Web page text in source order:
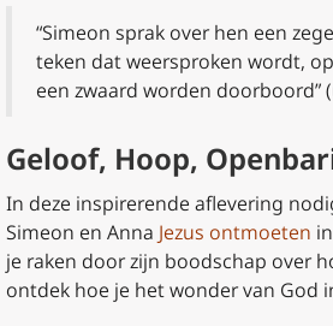
“Simeon sprak over hen een
teken dat weersproken wordt,
een zwaard worden doorboord”
Geloof, Hoop,
In deze inspirerende aflevering
Simeon en Anna Jezus ontmoeten
je raken door zijn boodschap over
ontdek hoe je het wonder van God